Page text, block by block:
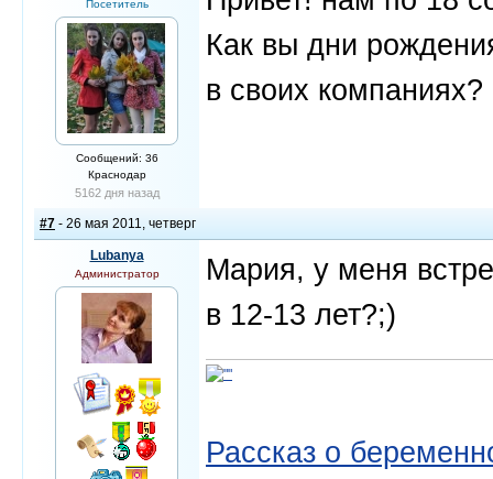
Посетитель
Сообщений: 36
Краснодар
5162 дня назад
Как вы дни
в своих
#7 - 26 мая 2011, четверг
Lubanya
Администратор
Мария, у меня
в 12-13 лет?;)
Рассказ о